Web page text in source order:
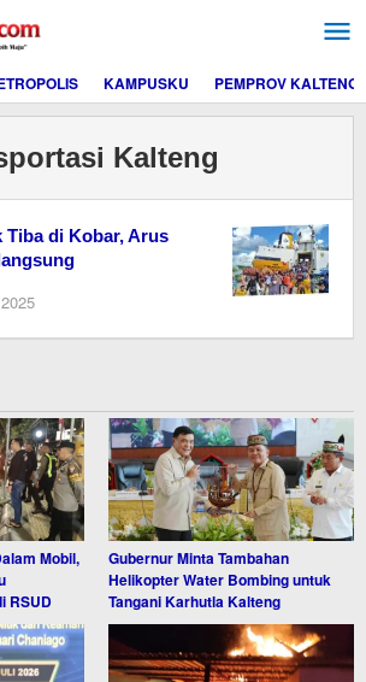
KAMPUSKU PEMPROV KALTENG
Kalteng
Tiba di Kobar, Arus
Mobil,
RSUD
Gubernur Minta Tambahan
Helikopter Water Bombing untuk
Tangani Karhutla Kalteng